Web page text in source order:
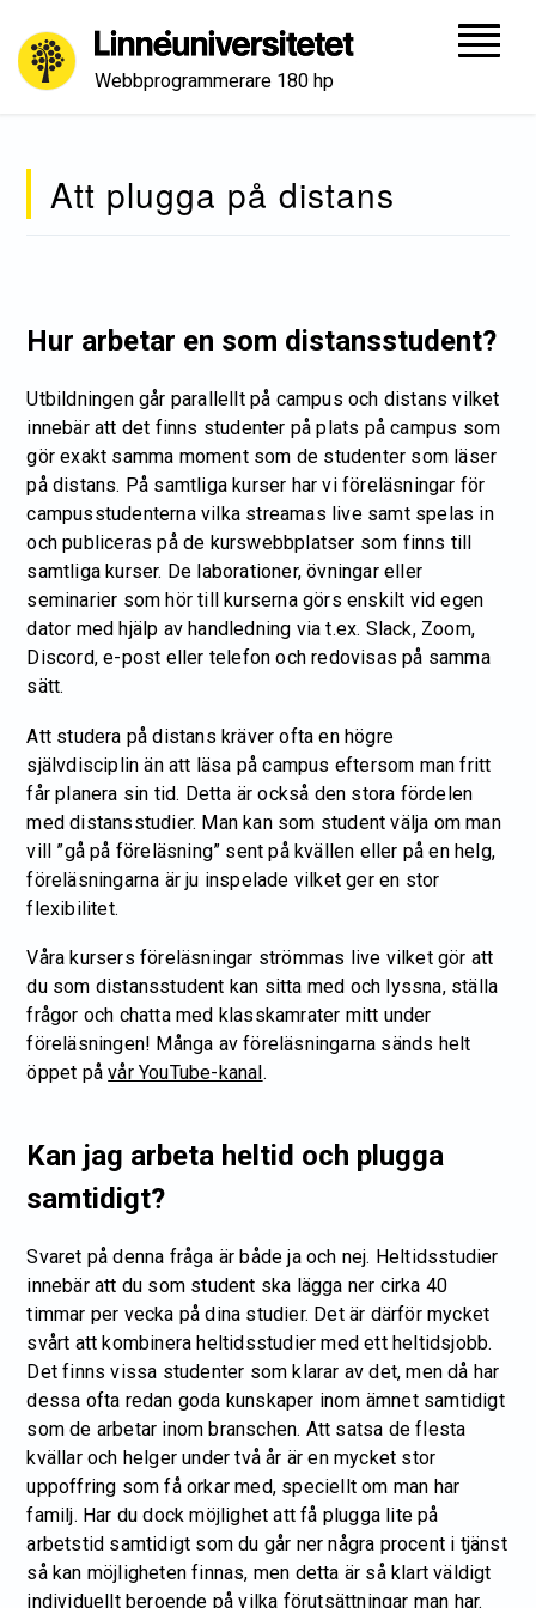
Webbprogrammerare 180 hp
Att plugga på distans
Hur arbetar en som distansstudent?
Utbildningen går parallellt på campus och distans vilket
innebär att det finns studenter på plats på campus som
gör exakt samma moment som de studenter som läser
på distans. På samtliga kurser har vi föreläsningar för
campusstudenterna vilka streamas live samt spelas in
och publiceras på de kurswebbplatser som finns till
samtliga kurser. De laborationer, övningar eller
seminarier som hör till kurserna görs enskilt vid egen
dator med hjälp av handledning via t.ex. Slack, Zoom,
Discord, e-post eller telefon och redovisas på samma
sätt.
Att studera på distans kräver ofta en högre
självdisciplin än att läsa på campus eftersom man fritt
får planera sin tid. Detta är också den stora fördelen
med distansstudier. Man kan som student välja om man
vill ”gå på föreläsning” sent på kvällen eller på en helg,
föreläsningarna är ju inspelade vilket ger en stor
flexibilitet.
Våra kursers föreläsningar strömmas live vilket gör att
du som distansstudent kan sitta med och lyssna, ställa
frågor och chatta med klasskamrater mitt under
föreläsningen! Många av föreläsningarna sänds helt
öppet påvår YouTube-kanal .
Kan jag arbeta heltid och plugga
samtidigt?
Svaret på denna fråga är både ja och nej. Heltidsstudier
innebär att du som student ska lägga ner cirka 40
timmar per vecka på dina studier. Det är därför mycket
svårt att kombinera heltidsstudier med ett heltidsjobb.
Det finns vissa studenter som klarar av det, men då har
dessa ofta redan goda kunskaper inom ämnet samtidigt
som de arbetar inom branschen. Att satsa de flesta
kvällar och helger under två år är en mycket stor
uppoffring som få orkar med, speciellt om man har
familj. Har du dock möjlighet att få plugga lite på
arbetstid samtidigt som du går ner några procent i tjänst
så kan möjligheten finnas, men detta är så klart väldigt
individuellt beroende på vilka förutsättningar man har.